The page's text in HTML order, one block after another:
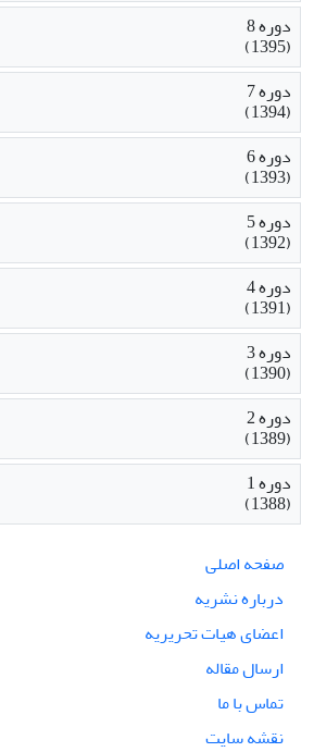
دوره 8
(1395)
دوره 7
(1394)
دوره 6
(1393)
دوره 5
(1392)
دوره 4
(1391)
دوره 3
(1390)
دوره 2
(1389)
دوره 1
(1388)
صفحه اصلی
درباره نشریه
اعضای هیات تحریریه
ارسال مقاله
تماس با ما
نقشه سایت